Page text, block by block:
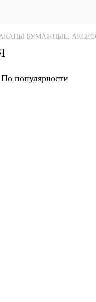
БУМАЖНЫЕ,
По популярности